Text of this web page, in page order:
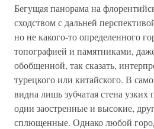
Бегущая панорама на
сходством с дальней
но не какого-то определенного
топографией и памятниками,
обобщенной, так сказать,
турецкого или китайского. В
видна лишь зубчатая стена
одни заостренные и высокие,
сплющенные. Однако любой